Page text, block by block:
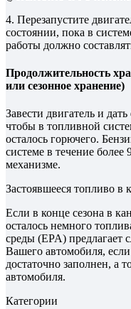
4. Перезапустите
состоянии, пока в
работы должно
Продолжительность
или сезонное хранение)
Завести двигатель и
чтобы в топливной
осталось горючего.
системе в течение
механизме.
Застоявшееся топливо в
Если в конце сезона в
осталось немного
среды (EPA) предлагает
Вашего автомобиля,
достаточно заполнен, а
автомобиля.
Категории